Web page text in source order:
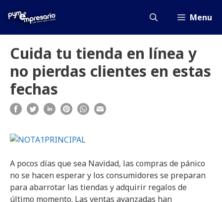
Menu
Cuida tu tienda en línea y
no pierdas clientes en estas
fechas
A pocos días que sea Navidad, las compras de pánico
no se hacen esperar y los consumidores se preparan
para abarrotar las tiendas y adquirir regalos de
último momento. Las ventas avanzadas han